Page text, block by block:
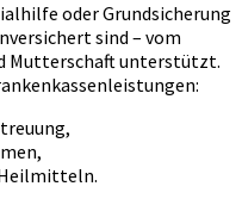
oder Grundsicherung
sind – vom
Mutterschaft unterstützt.